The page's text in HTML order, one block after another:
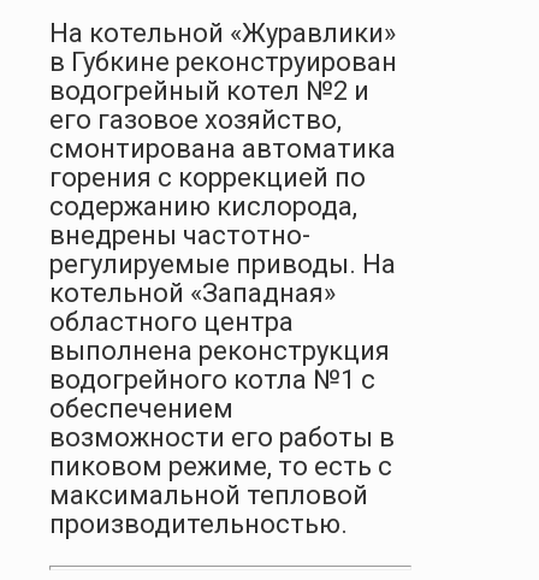
На котельной «Журавлики»
в Губкине реконструирован
водогрейный котел №2 и
его газовое хозяйство,
смонтирована автоматика
горения с коррекцией по
содержанию кислорода,
внедрены частотно-
регулируемые приводы. На
котельной «Западная»
областного центра
выполнена реконструкция
водогрейного котла №1 с
обеспечением
возможности его работы в
пиковом режиме, то есть с
максимальной тепловой
производительностью.